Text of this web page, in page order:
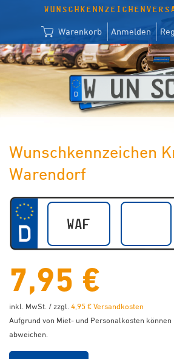
Warenkorb Anmelden
Wunschkennzeichen
Warendorf
7,95 €
inkl. MwSt. / zzgl. 4,95 € Versandkosten
Aufgrund von Miet- und Personalkosten
abweichen.